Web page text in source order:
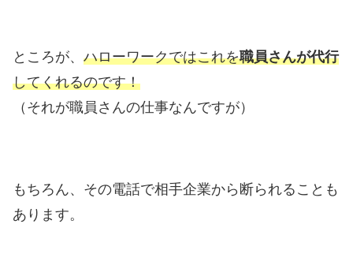
ところが、 ハローワークではこれを職員さんが代行
してくれるのです！
（それが職員さんの仕事なんですが）
もちろん、その電話で相手企業から断られることも
あります。